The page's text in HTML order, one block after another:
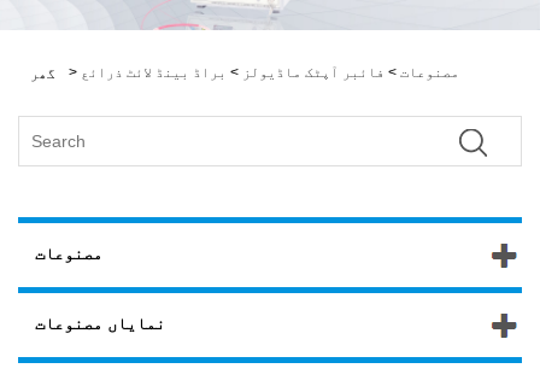
گھر > مصنوعات > فائبر آپٹک ماڈیولز > براڈ بینڈ لائٹ ذرائع
مصنوعات
نمایاں مصنوعات